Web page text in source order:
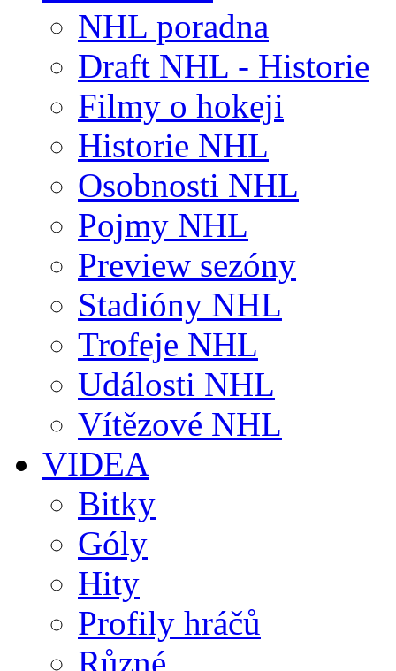
NHL poradna
Draft NHL - Historie
Filmy o hokeji
Historie NHL
Osobnosti NHL
Pojmy NHL
Preview sezóny
Stadióny NHL
Trofeje NHL
Události NHL
Vítězové NHL
VIDEA
Bitky
Góly
Hity
Profily hráčů
Různé